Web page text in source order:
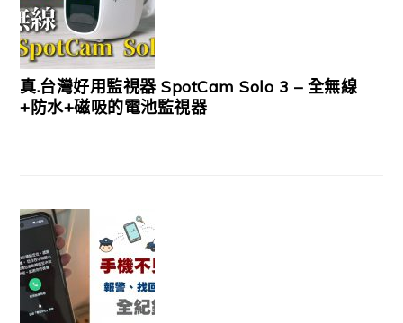
真.台灣好用監視器 SpotCam Solo 3 – 全無線
+防水+磁吸的電池監視器